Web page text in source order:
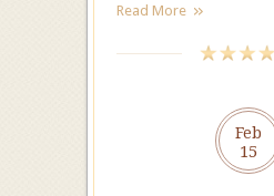
Read More
Feb
15